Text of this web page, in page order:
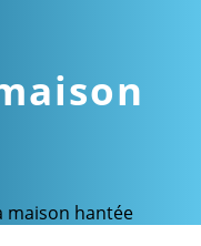
maison hantée